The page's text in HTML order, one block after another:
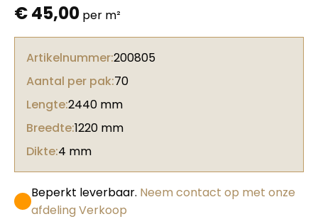
€45,00 per m²
Artikelnummer:200805
Aantal per pak:70
Lengte:2440 mm
Breedte:1220 mm
Dikte:4 mm
Beperkt leverbaar. Neem contact op met onze
afdeling Verkoop